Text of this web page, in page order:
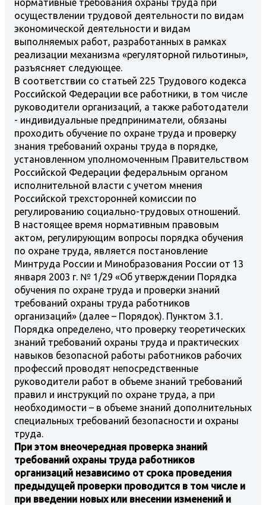
осуществлении трудовой деятельности по видам
экономической деятельности и видам
выполняемых работ, разработанных в рамках
реализации механизма «регуляторной гильотины»,
разъясняет следующее.
В соответствии со статьей 225 Трудового кодекса
Российской Федерации все работники, в том числе
руководители организаций, а также работодатели
- индивидуальные предприниматели, обязаны
проходить обучение по охране труда и проверку
знания требований охраны труда в порядке,
установленном уполномоченным Правительством
Российской Федерации федеральным органом
исполнительной власти с учетом мнения
Российской трехсторонней комиссии по
регулированию социально-трудовых отношений.
В настоящее время нормативным правовым
актом, регулирующим вопросы порядка обучения
по охране труда, является постановление
Минтруда России и Минобразования России от 13
января 2003 г. № 1/29 «Об утверждении Порядка
обучения по охране труда и проверки знаний
требований охраны труда работников
организаций» (далее – Порядок). Пунктом 3.1.
Порядка определено, что проверку теоретических
знаний требований охраны труда и практических
навыков безопасной работы работников рабочих
профессий проводят непосредственные
руководители работ в объеме знаний требований
правил и инструкций по охране труда, а при
необходимости – в объеме знаний дополнительных
специальных требований безопасности и охраны
труда.
При этом внеочередная проверка знаний
требований охраны труда работников
организаций независимо от срока проведения
предыдущей проверки проводится в том числе и
при введении новых или внесении изменений и